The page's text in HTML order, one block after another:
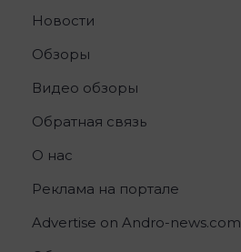
Новости
Обзоры
Видео обзоры
Обратная связь
О нас
Реклама на портале
Advertise on Andro-news.com